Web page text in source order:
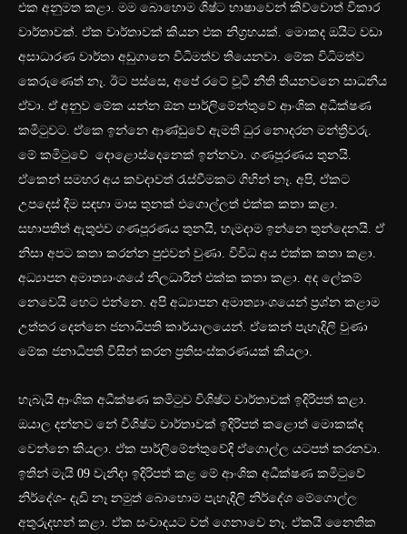
එක අනුමත කළා. මම බොහොම ශිෂ්ට භාෂාවෙන් කිව්වොත් විකාර
වාර්තාවක්. ඒක වාර්තාවක් කියන එක නිග්‍රහයක්. මොකද ඔයිට වඩා
අසාධාරණ වාර්තා අඩුගානෙ විධිමත්ව තියෙනවා. මේක විධිමත්ව
කෙරුණෙත් නෑ. ඊට පස්සෙ, අපේ රටේ චූටි නීති තියනවනෙ සාධනීය
ඒවා. ඒ අනුව මේක යන්න ඕන පාර්ලිමේන්තුවේ ආංශික අධීක්ෂණ
කමිටුවට. ඒකෙ ඉන්නෙ ආණ්ඩුවේ ඇමති ධුර නොදරන මන්ත්‍රීවරු.
මේ කමිටුවේ දොළොස්දෙනෙක් ඉන්නවා. ගණපූරණය තුනයි.
ඒකෙන් සමහර අය කවදාවත් රැස්වීමකට ගිහින් නෑ. අපි, ඒකට
උපදෙස් දීම සඳහා මාස තුනක් එගොල්ලත් එක්ක කතා කළා.
සභාපතිත් ඇතුළුව ගණපූරණය තුනයි, හැමදාම ඉන්නෙ තුන්දෙනයි. ඒ
නිසා අපට කතා කරන්න පුළුවන් වුණා. විවිධ අය එක්ක කතා කළා.
අධ්‍යාපන අමාත්‍යාංශයේ නිලධාරීන් එක්ක කතා කළා. අද ලේකම්
නෙවෙයි හෙට එන්නෙ. අපි අධ්‍යාපන අමාත්‍යාංශයෙන් ප්‍රශ්න කළාම
උත්තර දෙන්නෙ ජනාධිපති කාර්යාලයෙන්. ඒකෙන් පැහැදිලි වුණා
මේක ජනාධිපති විසින් කරන ප්‍රතිසංස්කරණයක් කියලා.
හැබැයි ආංශික අධීක්ෂණ කමිටුව විශිෂ්ට වාර්තාවක් ඉදිරිපත් කළා.
ඔයාල දන්නව නේ විශිෂ්ට වාර්තාවක් ඉදිරිපත් කළොත් මොකක්ද
වෙන්නෙ කියලා. ඒක පාර්ලිමේන්තුවේදි ඒගොල්ල යටපත් කරනවා.
ඉතින් මැයි 09 වැනිදා ඉදිරිපත් කළ මේ ආංශික අධීක්ෂණ කමිටුවේ
නිර්දේශ- දැඩි නෑ නමුත් බොහොම පැහැදිලි නිර්දේශ මේගොල්ල
අතුරුදහන් කළා. ඒක සංවාදයට වත් ගෙනාවෙ නෑ. ඒකයි නෛතික